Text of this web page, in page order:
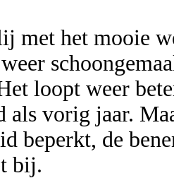
met het mooie
loopt weer
als vorig jaar.
beperkt, de
bij.